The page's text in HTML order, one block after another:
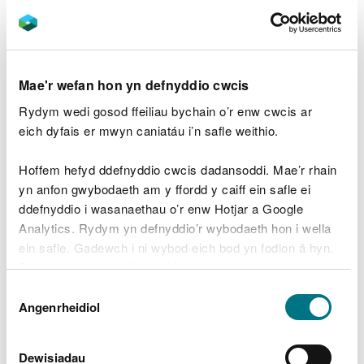
Mae'r wefan hon yn defnyddio cwcis
Rydym wedi gosod ffeiliau bychain o’r enw cwcis ar
eich dyfais er mwyn caniatáu i’n safle weithio.
Hoffem hefyd ddefnyddio cwcis dadansoddi. Mae’r rhain
yn anfon gwybodaeth am y ffordd y caiff ein safle ei
ddefnyddio i wasanaethau o’r enw Hotjar a Google
Analytics. Rydym yn defnyddio’r wybodaeth hon i wella
ein safle. Gadewch i ni wybod eich bod yn fodlon â hyn.
Byddwn yn defnyddio cwci i gadw eich dewis.
Gellirdarllen mwy am ein cwcis cyn i chi ddewis.
Caniatâd
Angenrheidiol
Dewisiadau
ymwybyddiaeth o'r prosiect a pha mor bwysig
ydyw yn y frwydr yn erbyn newid yn yr hinsawdd.
fel ein bod yn cadw at ein cyllideb ac yn sicrhau
bod Bwrdd y Prosiect yn hapus gyda'n cynnydd.
Uchafbwyntiau ac
isafbwyntiau adfer
mawndir
Mae fy uchafbwyntiau hyd yn hyn yn cynnwys
mynd allan ar y safle i weld y gwaith o greu
Warchodfa Natur Genedlaethol Dyfi
ger Borth, a
Ngwarchodfa Natur